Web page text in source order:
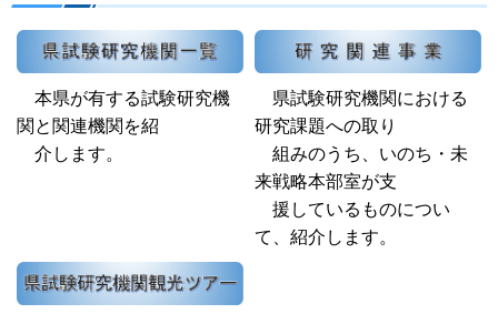
本県が有する試験研究機
関と関連機関を紹
介します。
県試験研究機関における
研究課題への取り
組みのうち、いのち・未
来戦略本部室が支
援しているものについ
て、紹介します。